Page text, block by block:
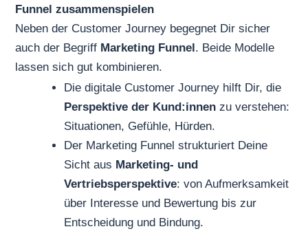
Funnel zusammenspielen
Neben der Customer Journey begegnet Dir sicher
auch der Begriff Marketing Funnel. Beide Modelle
lassen sich gut kombinieren.
Die digitale Customer Journey hilft Dir, die
Perspektive der Kund:innen zu verstehen:
Situationen, Gefühle, Hürden.
Der Marketing Funnel strukturiert Deine
Sicht aus Marketing- und
Vertriebsperspektive: von Aufmerksamkeit
über Interesse und Bewertung bis zur
Entscheidung und Bindung.